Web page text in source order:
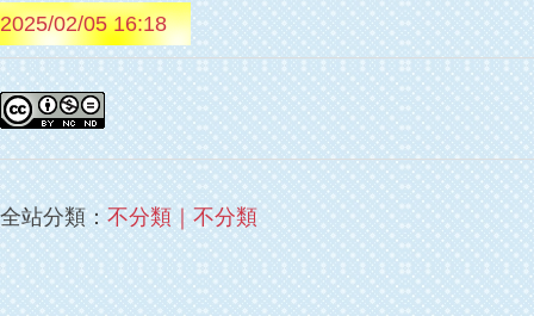
2025/02/05 16:18
全站分類：不分類｜不分類